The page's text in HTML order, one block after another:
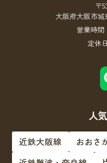
〒
大阪府大阪市
営業時間
定休
人
近鉄大阪線 おおさ